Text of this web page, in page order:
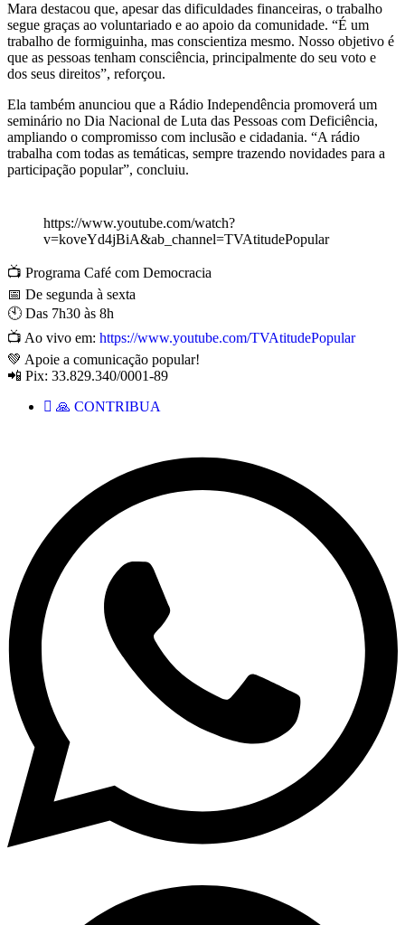
Mara destacou que, apesar das dificuldades financeiras, o trabalho
segue graças ao voluntariado e ao apoio da comunidade. “É um
trabalho de formiguinha, mas conscientiza mesmo. Nosso objetivo é
que as pessoas tenham consciência, principalmente do seu voto e
dos seus direitos”, reforçou.
Ela também anunciou que a Rádio Independência promoverá um
seminário no Dia Nacional de Luta das Pessoas com Deficiência,
ampliando o compromisso com inclusão e cidadania. “A rádio
trabalha com todas as temáticas, sempre trazendo novidades para a
participação popular”, concluiu.
https://www.youtube.com/watch?
v=koveYd4jBiA&ab_channel=TVAtitudePopular
📺 Programa Café com Democracia
📅 De segunda à sexta
🕙 Das 7h30 às 8h
📺 Ao vivo em: https://www.youtube.com/TVAtitudePopular
💚 Apoie a comunicação popular!
📲 Pix: 33.829.340/0001-89
🙏 CONTRIBUA